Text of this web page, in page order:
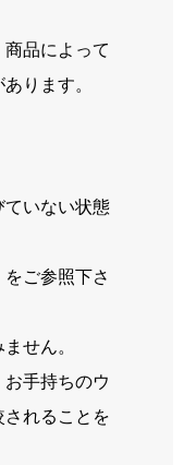
品によって
ります。
ていない状態
をご参照下さ
せん。
手持ちのウ
れることを